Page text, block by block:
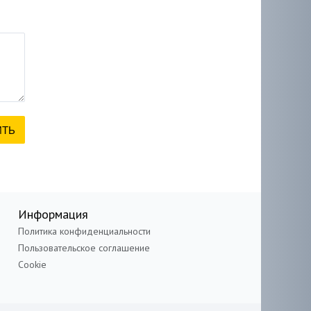
Информация
Политика конфиденциальности
Пользовательское соглашение
Cookie